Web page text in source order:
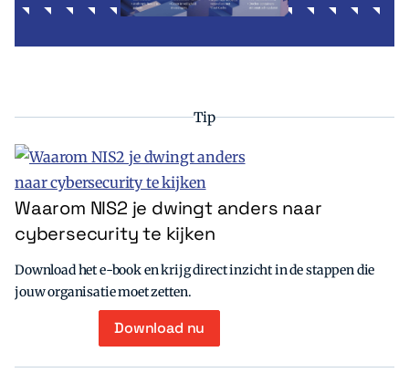
Tip
Waarom NIS2 je dwingt anders naar
cybersecurity te kijken
Download het e-book en krijg direct inzicht in de stappen die
jouw organisatie moet zetten.
Download nu